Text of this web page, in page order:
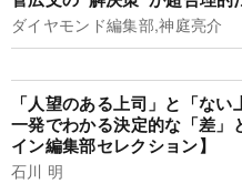
ダイヤモンド編集部,神庭亮介
「人望のある上司」と「な
一発でわかる決定的な「差」
イン編集部セレクション】
石川 明